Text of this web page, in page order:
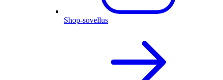
Shop-sovellus